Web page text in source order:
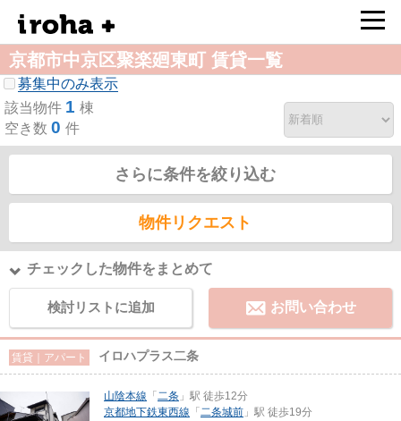
京都市中京区聚楽廻東町 賃貸一覧
募集中のみ表示
該当物件 1 棟
空き数 0 件
さらに条件を絞り込む
物件リクエスト
チェックした物件をまとめて
検討リストに追加 お問い合わせ
賃貸｜アパート イロハプラス二条
山陰本線 「 二条 」駅 徒歩12分
京都地下鉄東西線 「 二条城前 」駅 徒歩19分